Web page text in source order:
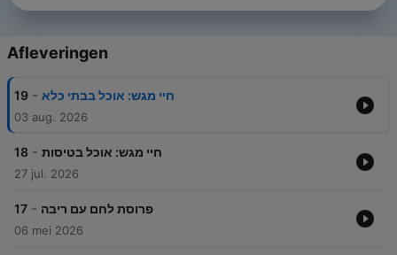
Afleveringen
19 - חיי מגש: אוכל בבתי כלא
03 aug. 2026
18 - חיי מגש: אוכל בטיסות
27 jul. 2026
17 - פרוסת לחם עם ריבה
06 mei 2026